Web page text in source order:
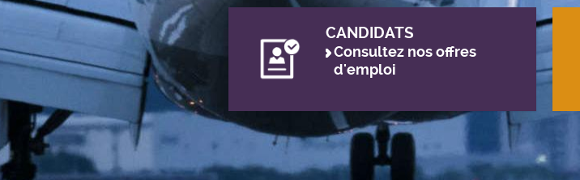
CANDIDATS
Consultez nos offres
d'emploi